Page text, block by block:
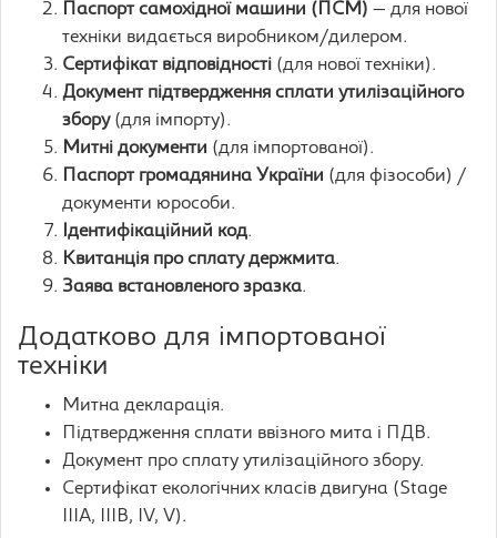
Паспорт самохідної машини (ПСМ) — для нової
техніки видається виробником/дилером.
Сертифікат відповідності (для нової техніки).
Документ підтвердження сплати утилізаційного
збору(для імпорту).
Митні документи (для імпортованої).
Паспорт громадянина України (для фізособи) /
документи юрособи.
Ідентифікаційний код.
Квитанція про сплату держмита.
Заява встановленого зразка.
Додатково для імпортованої
техніки
Митна декларація.
Підтвердження сплати ввізного мита і ПДВ.
Документ про сплату утилізаційного збору.
Сертифікат екологічних класів двигуна (Stage
IIIA, IIIB, IV, V).